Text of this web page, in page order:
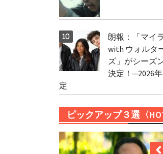
朗報：「マイ
with ウォルタ
ズ」がシーズ
決定！─2026
定
ピックアップ３選〈